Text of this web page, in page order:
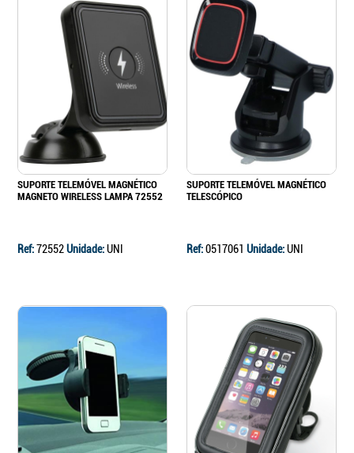
SUPORTE TELEMÓVEL MAGNÉTICO
MAGNETO WIRELESS LAMPA 72552
Ref:72552Unidade:UNI
SUPORTE TELEMÓVEL MAGNÉTICO
TELESCÓPICO
Ref:0517061 Unidade:UNI